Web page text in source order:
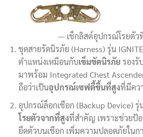
เช็กลิสต์อุปกรณ์โรยตัว
ชุดสายรัดนิรภัย (Harness) รุ่น
ตำแหน่งเหมือนกับเข็มขัดนิรภัยรองรั
มาพร้อม Integrated Chest
ถือว่าเป็นอุปกรณ์เซฟตี้ขึ้นที่สูงที่มีคว
อุปกรณ์ล็อกเชือก (Backup Device) รุ่
โรยตัวจากที่สูงที่สำคัญ เพราะช่วยป้
ยึดตัวบนเชือก เพิ่มความปลอดภัยในก